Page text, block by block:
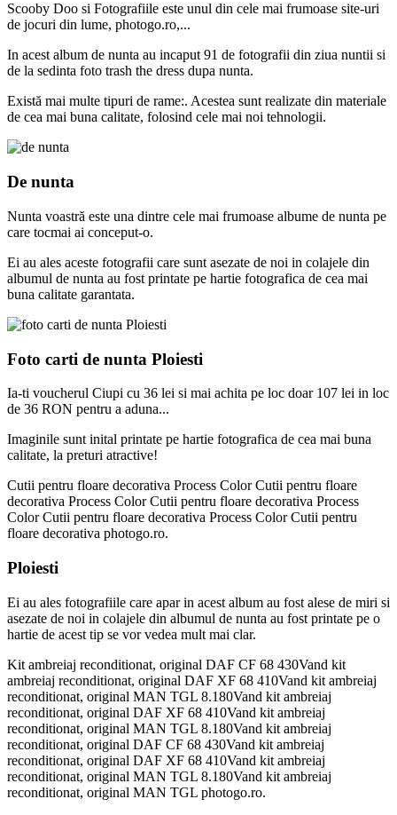
Scooby Doo si Fotografiile este unul din cele mai frumoase site-uri
de jocuri din lume, photogo.ro,...
In acest album de nunta au incaput 91 de fotografii din ziua nuntii si
de la sedinta foto trash the dress dupa nunta.
Există mai multe tipuri de rame:. Acestea sunt realizate din materiale
de cea mai buna calitate, folosind cele mai noi tehnologii.
De nunta
Nunta voastră este una dintre cele mai frumoase albume de nunta pe
care tocmai ai conceput-o.
Ei au ales aceste fotografii care sunt asezate de noi in colajele din
albumul de nunta au fost printate pe hartie fotografica de cea mai
buna calitate garantata.
Foto carti de nunta Ploiesti
Ia-ti voucherul Ciupi cu 36 lei si mai achita pe loc doar 107 lei in loc
de 36 RON pentru a aduna...
Imaginile sunt inital printate pe hartie fotografica de cea mai buna
calitate, la preturi atractive!
Cutii pentru floare decorativa Process Color Cutii pentru floare
decorativa Process Color Cutii pentru floare decorativa Process
Color Cutii pentru floare decorativa Process Color Cutii pentru
floare decorativa photogo.ro.
Ploiesti
Ei au ales fotografiile care apar in acest album au fost alese de miri si
asezate de noi in colajele din albumul de nunta au fost printate pe o
hartie de acest tip se vor vedea mult mai clar.
Kit ambreiaj reconditionat, original DAF CF 68 430Vand kit
ambreiaj reconditionat, original DAF XF 68 410Vand kit ambreiaj
reconditionat, original MAN TGL 8.180Vand kit ambreiaj
reconditionat, original DAF XF 68 410Vand kit ambreiaj
reconditionat, original MAN TGL 8.180Vand kit ambreiaj
reconditionat, original DAF CF 68 430Vand kit ambreiaj
reconditionat, original DAF XF 68 410Vand kit ambreiaj
reconditionat, original MAN TGL 8.180Vand kit ambreiaj
reconditionat, original MAN TGL photogo.ro.